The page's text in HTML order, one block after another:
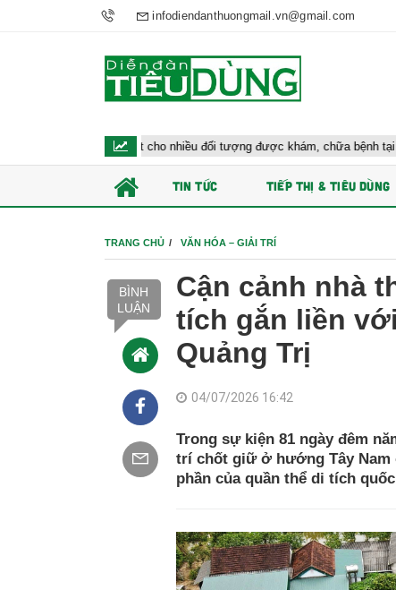
infodiendanthuongmail.vn@gmail.com
đề xuất cho nhiều đối tượng được khám, chữa bệnh tại nhà, bảo hiểm y tế
TIN TỨC TIẾP THỊ & TIÊU DÙNG
TRANG CHỦ VĂN HÓA – GIẢI TRÍ
BÌNH
LUẬN
Cận cảnh nhà
tích gắn liền
Quảng Trị
04/07/2026 16:42
Trong sự kiện 81 ngày đêm
trí chốt giữ ở hướng Tây Nam
phần của quần thể di tích